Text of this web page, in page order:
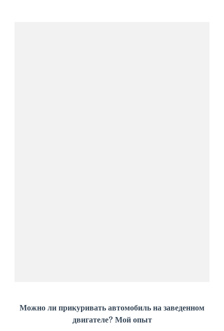
Можно ли прикуривать автомобиль на заведенном
двигателе? Мой опыт